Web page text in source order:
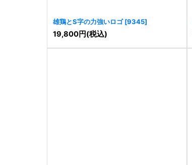
雄鶏とS字の力強いロゴ [9345]
19,800円(税込)